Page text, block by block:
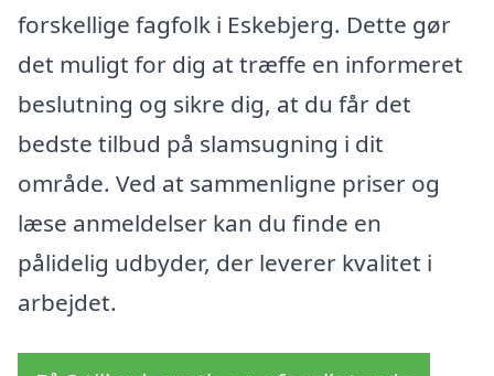
forskellige fagfolk i Eskebjerg. Dette gør
det muligt for dig at træffe en informeret
beslutning og sikre dig, at du får det
bedste tilbud på slamsugning i dit
område. Ved at sammenligne priser og
læse anmeldelser kan du finde en
pålidelig udbyder, der leverer kvalitet i
arbejdet.